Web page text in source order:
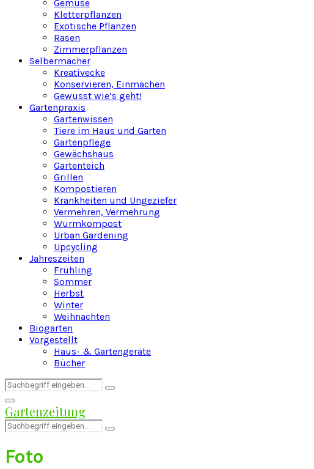
Gemüse
Kletterpflanzen
Exotische Pflanzen
Rasen
Zimmerpflanzen
Selbermacher
Kreativecke
Konservieren, Einmachen
Gewusst wie’s geht!
Gartenpraxis
Gartenwissen
Tiere im Haus und Garten
Gartenpflege
Gewächshaus
Gartenteich
Grillen
Kompostieren
Krankheiten und Ungeziefer
Vermehren, Vermehrung
Wurmkompost
Urban Gardening
Upcycling
Jahreszeiten
Frühling
Sommer
Herbst
Winter
Weihnachten
Biogarten
Vorgestellt
Haus- & Gartengeräte
Bücher
Search
for:
Search
Facebook
Twitter
Instagram
Pinterest
Youtube
Snapchat
Primary
Menu
Gartenzeitung
Search
for:
Search
Foto